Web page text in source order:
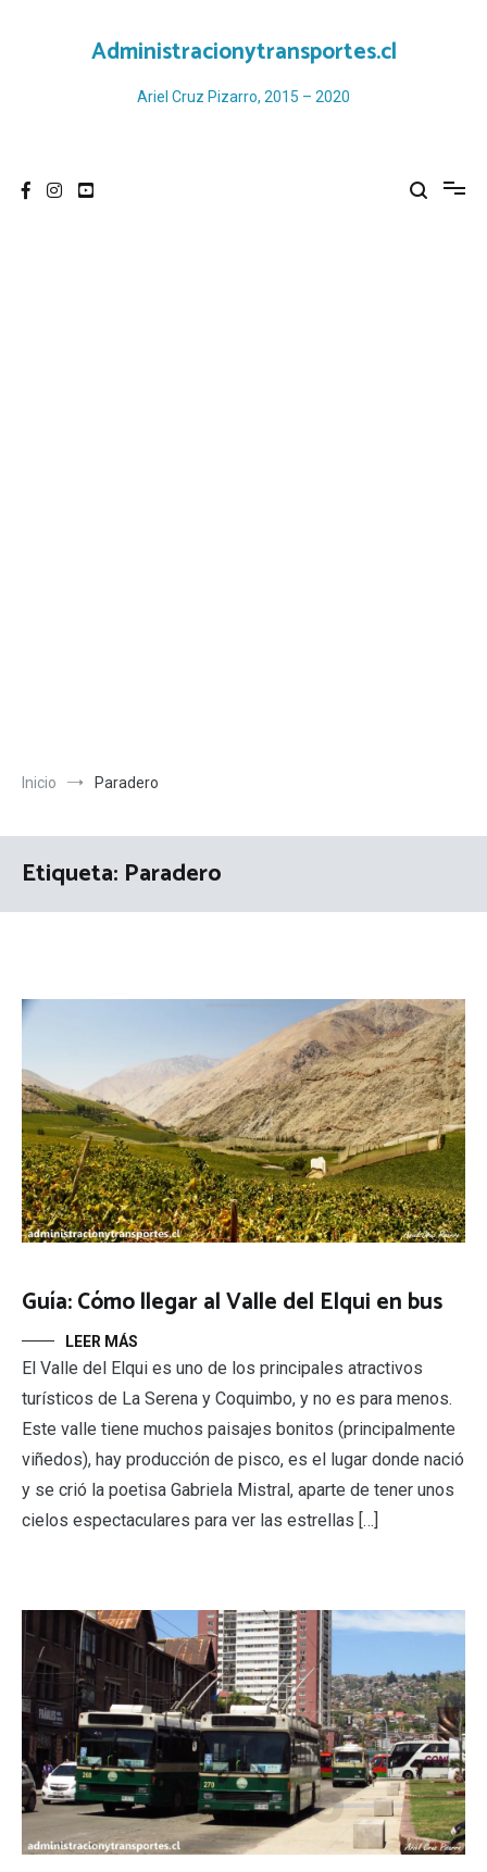
Administracionytransportes.cl
Ariel Cruz Pizarro, 2015 – 2020
Inicio Paradero
Etiqueta: Paradero
Guía: Cómo llegar al Valle del Elqui en bus
LEER MÁS
El Valle del Elqui es uno de los principales atractivos
turísticos de La Serena y Coquimbo, y no es para menos.
Este valle tiene muchos paisajes bonitos (principalmente
viñedos), hay producción de pisco, es el lugar donde nació
y se crió la poetisa Gabriela Mistral, aparte de tener unos
cielos espectaculares para ver las estrellas […]